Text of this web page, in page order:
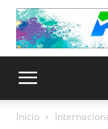
Inicio